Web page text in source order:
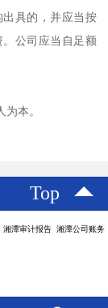
具的，并应当按
公司应当自足额
本。
Top
潭审计报告 湘潭公司账务